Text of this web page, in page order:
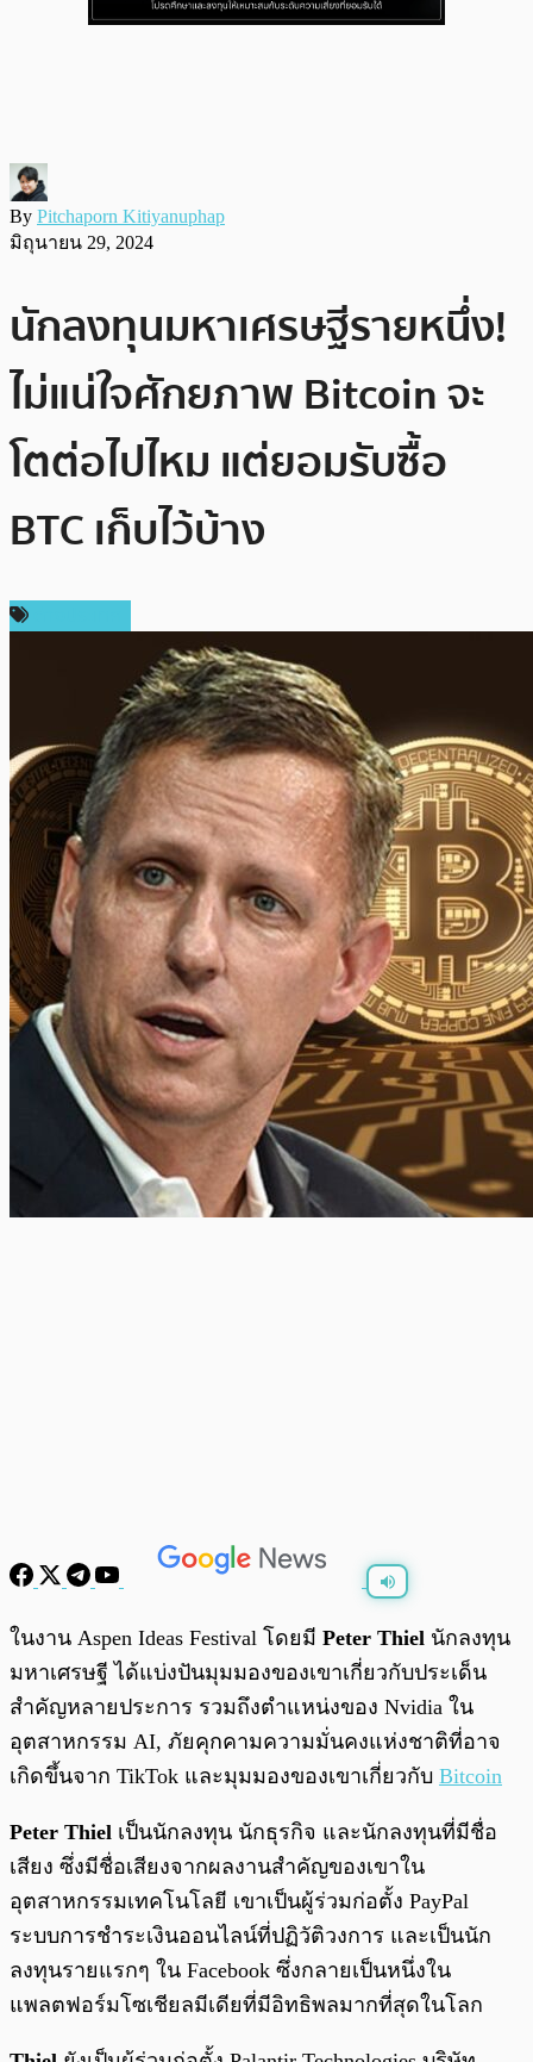
By Pitchaporn Kitiyanuphap
มิถุนายน 29, 2024
นักลงทุนมหาเศรษฐีรายหนึ่ง!
ไม่แน่ใจศักยภาพ Bitcoin จะ
โตต่อไปไหม แต่ยอมรับซื้อ
BTC เก็บไว้บ้าง
/
ในงาน Aspen Ideas Festival โดยมี Peter Thiel นักลงทุน
มหาเศรษฐี ได้แบ่งปันมุมมองของเขาเกี่ยวกับประเด็น
สำคัญหลายประการ รวมถึงตำแหน่งของ Nvidia ใน
อุตสาหกรรม AI, ภัยคุกคามความมั่นคงแห่งชาติที่อาจ
เกิดขึ้นจาก TikTok และมุมมองของเขาเกี่ยวกับ Bitcoin
Peter Thiel เป็นนักลงทุน นักธุรกิจ และนักลงทุนที่มีชื่อ
เสียง ซึ่งมีชื่อเสียงจากผลงานสำคัญของเขาใน
อุตสาหกรรมเทคโนโลยี เขาเป็นผู้ร่วมก่อตั้ง PayPal
ระบบการชำระเงินออนไลน์ที่ปฏิวัติวงการ และเป็นนัก
ลงทุนรายแรกๆ ใน Facebook ซึ่งกลายเป็นหนึ่งใน
แพลตฟอร์มโซเชียลมีเดียที่มีอิทธิพลมากที่สุดในโลก